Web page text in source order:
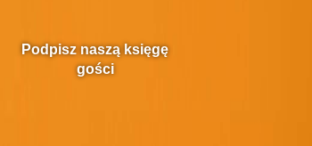
Podpisz naszą księgę
gości